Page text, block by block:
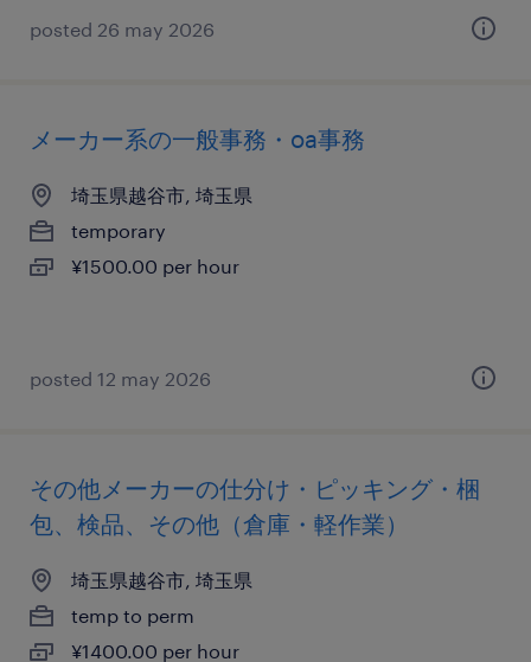
posted 26 may 2026
メーカー系の一般事務・oa事務
埼玉県越谷市, 埼玉県
temporary
¥1500.00 per hour
posted 12 may 2026
その他メーカーの仕分け・ピッキング・梱
包、検品、その他（倉庫・軽作業）
埼玉県越谷市, 埼玉県
temp to perm
¥1400.00 per hour